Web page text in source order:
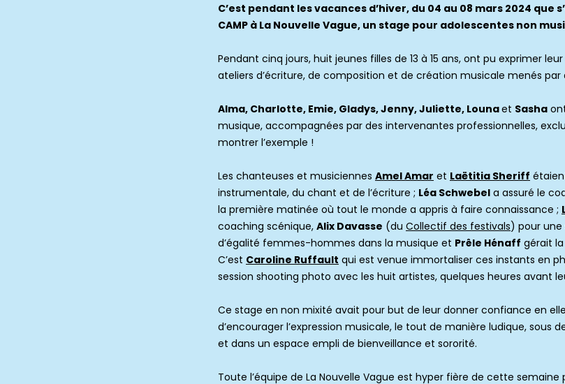
C’est pendant les vacances d’hiver, du 04 au 08 mars 2024 que
CAMP à La Nouvelle Vague, un stage pour adolescentes non
Pendant cinq jours, huit jeunes filles de 13 à 15 ans, ont pu exprimer
ateliers d’écriture, de composition et de création musicale menés par
Alma, Charlotte, Emie, Gladys, Jenny, Juliette, Lounaet Sasha
musique, accompagnées par des intervenantes professionnelles,
montrer l’exemple !
Les chanteuses et musiciennes Amel Amar et Laëtitia Sheriff
instrumentale, du chant et de l’écriture ; Léa Schwebel a assuré le
la première matinée où tout le monde a appris à faire connaissance ;
coaching scénique, Alix Davasse (du Collectif des festivals) pour une
d’égalité femmes-hommes dans la musique et Prêle Hénaff gérait
C’est Caroline Ruffault qui est venue immortaliser ces instants en
session shooting photo avec les huit artistes, quelques heures avant
Ce stage en non mixité avait pour but de leur donner confiance en
d’encourager l’expression musicale, le tout de manière ludique, sous
et dans un espace empli de bienveillance et sororité.
Toute l’équipe de La Nouvelle Vague est hyper fière de cette